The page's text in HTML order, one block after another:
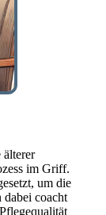
in der
älterer
im Griff.
um die
dabei coacht